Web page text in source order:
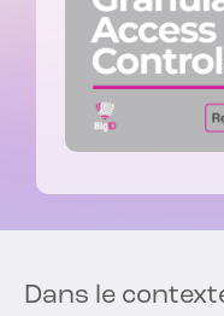
Dans le